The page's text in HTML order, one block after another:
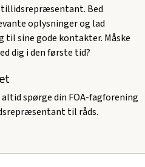
Bed
oplysninger og lad
til sine gode kontakter. Måske
dig i den første tid?
spørge din FOA-fagforening
til råds.